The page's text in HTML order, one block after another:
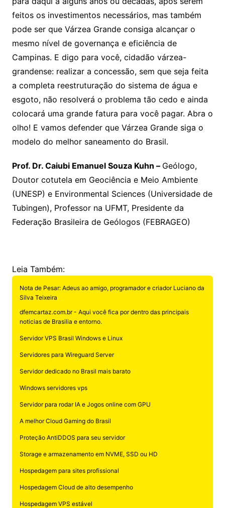
feitos os investimentos necessários, mas também
pode ser que Várzea Grande consiga alcançar o
mesmo nível de governança e eficiência de
Campinas. E digo para você, cidadão várzea-
grandense: realizar a concessão, sem que seja feita
a completa reestruturação do sistema de água e
esgoto, não resolverá o problema tão cedo e ainda
colocará uma grande fatura para você pagar. Abra o
olho! E vamos defender que Várzea Grande siga o
modelo do melhor saneamento do Brasil.
Prof. Dr. Caiubi Emanuel Souza Kuhn – Geólogo,
Doutor cotutela em Geociência e Meio Ambiente
(UNESP) e Environmental Sciences (Universidade de
Tubingen), Professor na UFMT, Presidente da
Federação Brasileira de Geólogos (FEBRAGEO)
Leia Também:
Nota de Pesar: Adeus ao amigo, programador e criador Luciano da
Silva Teixeira
dfemcartaz.com.br - Aqui você fica por dentro das principais
noticias de Brasilia e entorno.
Servidor VPS Brasil Windows e Linux
Servidores para Wireguard Server
Servidor dedicado no Brasil mais barato
Windows servidores vps
Servidor para rodar IA e Jogos online com GPU
A melhor Cloud Gaming do Brasil
Proteção AntiDDOS para seu servidor
Storage e armazenamento em NVME, SSD ou HD
Hospedagem para sites profissional
Hospedagem Cloud de alto desempenho
Hospedagem VPS estável